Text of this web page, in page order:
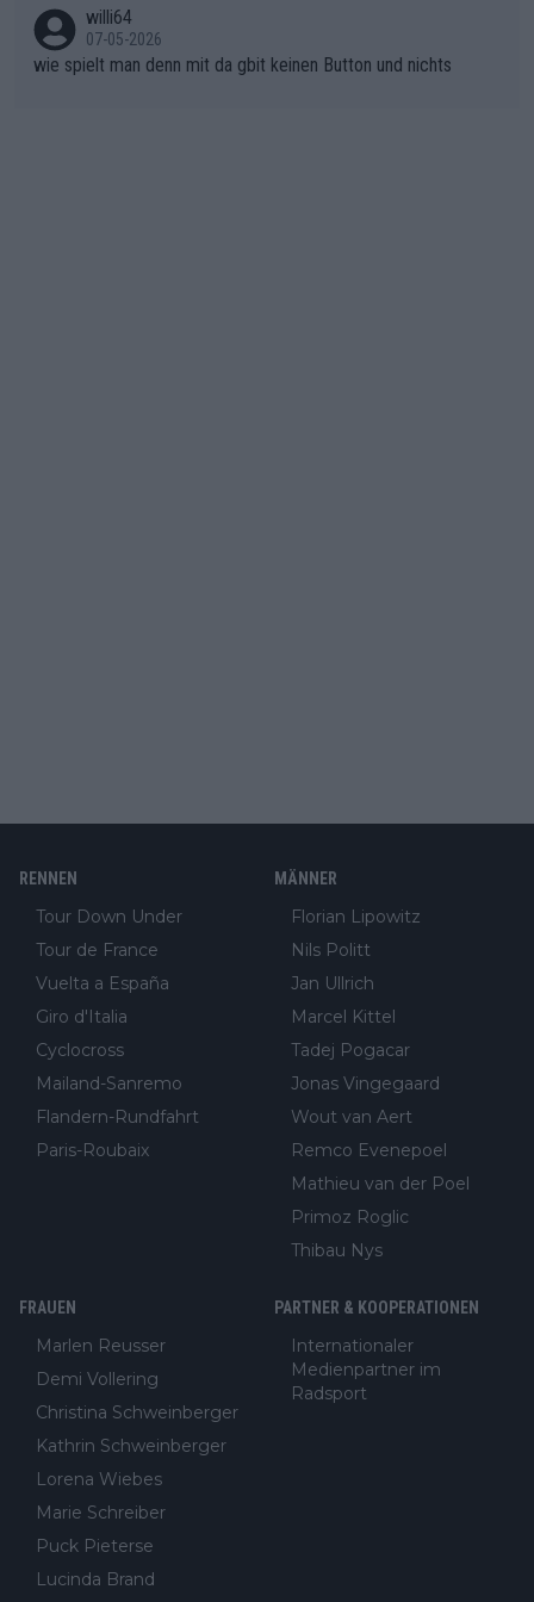
n)
willi64
07-05-2026
wie spielt man denn mit da gbit keinen Button und nichts
RENNEN
Tour Down Under
Tour de France
Vuelta a España
Giro d'Italia
Cyclocross
Mailand-Sanremo
Flandern-Rundfahrt
Paris-Roubaix
MÄNNER
Florian Lipowitz
Nils Politt
Jan Ullrich
Marcel Kittel
Tadej Pogacar
Jonas Vingegaard
Wout van Aert
Remco Evenepoel
Mathieu van der Poel
Primoz Roglic
Thibau Nys
FRAUEN
Marlen Reusser
Demi Vollering
Christina Schweinberger
Kathrin Schweinberger
Lorena Wiebes
Marie Schreiber
Puck Pieterse
Lucinda Brand
PARTNER & KOOPERATIONEN
Internationaler
Medienpartner im
Radsport